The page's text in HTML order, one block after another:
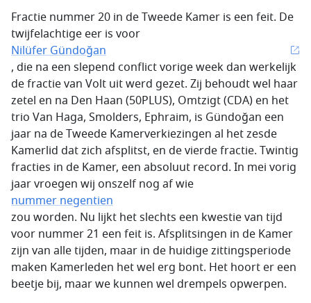
Fractie nummer 20 in de Tweede Kamer is een feit. De
twijfelachtige eer is voor
Nilüfer Gündoğan
, die na een slepend conflict vorige week dan werkelijk
de fractie van Volt uit werd gezet. Zij behoudt wel haar
zetel en na Den Haan (50PLUS), Omtzigt (CDA) en het
trio Van Haga, Smolders, Ephraim, is Gündoğan een
jaar na de Tweede Kamerverkiezingen al het zesde
Kamerlid dat zich afsplitst, en de vierde fractie. Twintig
fracties in de Kamer, een absoluut record. In mei vorig
jaar vroegen wij onszelf nog af wie
nummer negentien
zou worden. Nu lijkt het slechts een kwestie van tijd
voor nummer 21 een feit is. Afsplitsingen in de Kamer
zijn van alle tijden, maar in de huidige zittingsperiode
maken Kamerleden het wel erg bont. Het hoort er een
beetje bij, maar we kunnen wel drempels opwerpen.